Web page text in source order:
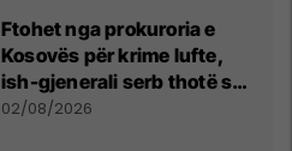
Ftohet nga prokuroria e
Kosovës për krime lufte,
ish-gjenerali serb thotë se
dikush e tradhtoi në
02/08/2026